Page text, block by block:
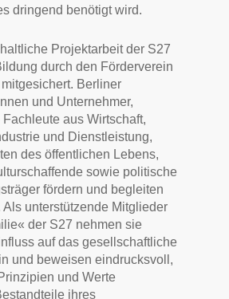
dringend benötigt wird.
Projektarbeit der S27
durch den Förderverein
Berliner
und Unternehmer,
aus Wirtschaft,
und Dienstleistung,
des öffentlichen Lebens,
sowie politische
fördern und begleiten
Als unterstützende Mitglieder
der S27 nehmen sie
auf das gesellschaftliche
und beweisen eindrucksvoll,
und Werte
ihres